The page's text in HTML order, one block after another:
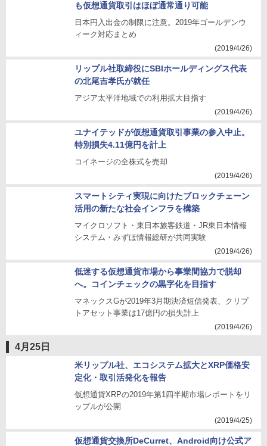
も仮想通貨取引はほぼ通常通り可能
日本円入出金の制限に注意。2019年ゴールデンウ
ィーク対応まとめ
(2019/4/26)
リップル社取締役にSBIホールディングス代表
の北尾吉孝氏が就任
アジア太平洋地域での利用拡大目指す
(2019/4/26)
ユナイテッドが仮想通貨取引事業の参入中止。
特別損失4.11億円を計上
コイネージの全株式を売却
(2019/4/26)
スマートシティ実現に向けたブロックチェーン
活用の新たな社会インフラを構築
マイクロソフト・東日本旅客鉄道・JR東日本情報
システム・みずほ情報総研が共同実験
(2019/4/26)
低迷する仮想通貨市場から事業間協力で脱却
へ。コインチェックの黒字化を目指す
マネックスGが2019年3月期決済短信発表、クリプ
トアセット事業は17億円の損失計上
(2019/4/26)
4月25日
米リップル社、エコシステム拡大とXRP価格安
定化・取引活発化を報告
仮想通貨XRPの2019年第1四半期市場レポートをリ
ップルが公開
(2019/4/25)
仮想通貨交換所DeCurret、Android向け公式ア